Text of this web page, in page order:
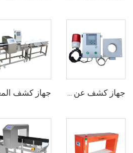
جهاز كشف عن المعادن في فم الأنابيب المستخدمة في مساحيق الأغذية